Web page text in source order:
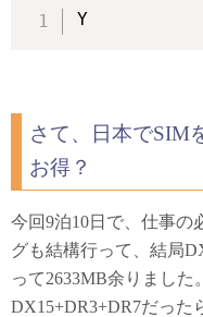
Y
さて、日本でSIM
お得？
今回9泊10日で、仕事の
グも結構行って、結局
って2633MB余りました
DX15+DR3+DR7だった